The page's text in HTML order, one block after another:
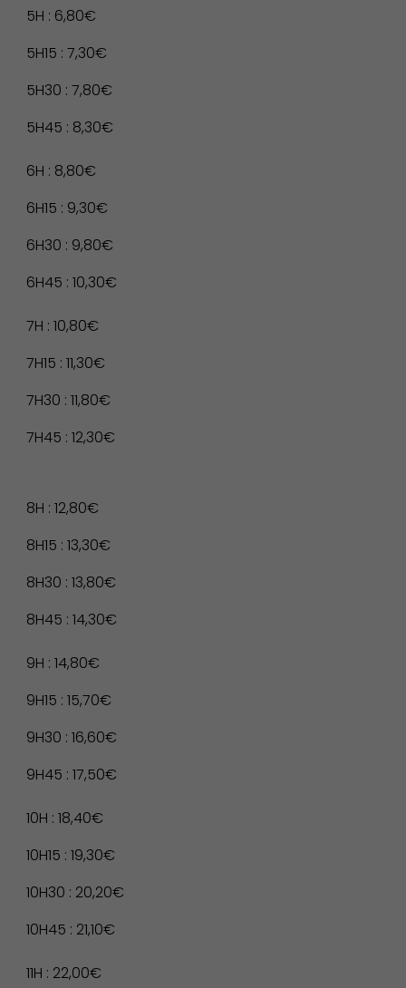
5H : 6,80€
5H15 : 7,30€
5H30 : 7,80€
5H45 : 8,30€
6H : 8,80€
6H15 : 9,30€
6H30 : 9,80€
6H45 : 10,30€
7H : 10,80€
7H15 : 11,30€
7H30 : 11,80€
7H45 : 12,30€
8H : 12,80€
8H15 : 13,30€
8H30 : 13,80€
8H45 : 14,30€
9H : 14,80€
9H15 : 15,70€
9H30 : 16,60€
9H45 : 17,50€
10H : 18,40€
10H15 : 19,30€
10H30 : 20,20€
10H45 : 21,10€
11H : 22,00€